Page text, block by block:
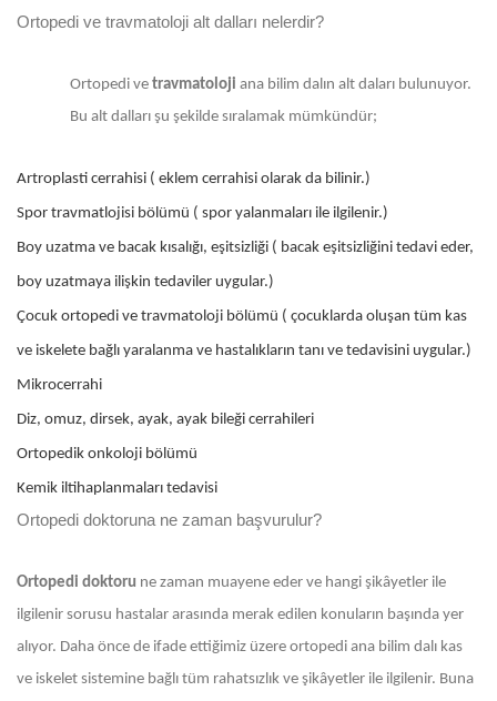
Ortopedi ve travmatoloji alt dalları nelerdir?
Ortopedi ve travmatoloji ana bilim dalın alt daları bulunuyor.
Bu alt dalları şu şekilde sıralamak mümkündür;
Artroplasti cerrahisi ( eklem cerrahisi olarak da bilinir.)
Spor travmatlojisi bölümü ( spor yalanmaları ile ilgilenir.)
Boy uzatma ve bacak kısalığı, eşitsizliği ( bacak eşitsizliğini tedavi eder,
boy uzatmaya ilişkin tedaviler uygular.)
Çocuk ortopedi ve travmatoloji bölümü ( çocuklarda oluşan tüm kas
ve iskelete bağlı yaralanma ve hastalıkların tanı ve tedavisini uygular.)
Mikrocerrahi
Diz, omuz, dirsek, ayak, ayak bileği cerrahileri
Ortopedik onkoloji bölümü
Kemik iltihaplanmaları tedavisi
Ortopedi doktoruna ne zaman başvurulur?
Ortopedi doktoru ne zaman muayene eder ve hangi şikâyetler ile
ilgilenir sorusu hastalar arasında merak edilen konuların başında yer
alıyor. Daha önce de ifade ettiğimiz üzere ortopedi ana bilim dalı kas
ve iskelet sistemine bağlı tüm rahatsızlık ve şikâyetler ile ilgilenir. Buna